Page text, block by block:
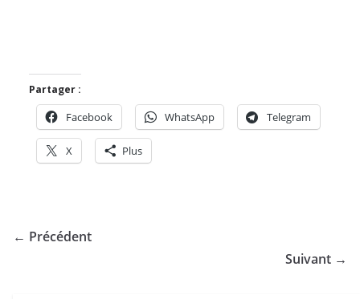
Partager :
Facebook WhatsApp Telegram
X Plus
← Précédent
Suivant →